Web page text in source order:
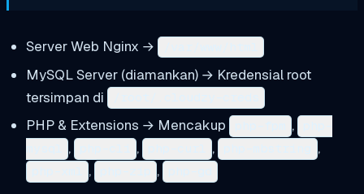
Server Web Nginx →
MySQL Server (diamankan) → Kredensial root
tersimpan di
PHP & Extensions → Mencakup ,
, , , ,
, ,